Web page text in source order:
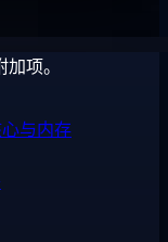
项。
与内存